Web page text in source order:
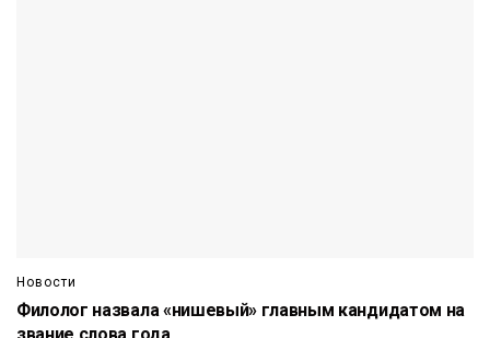
Новости
Филолог назвала «нишевый» главным кандидатом на